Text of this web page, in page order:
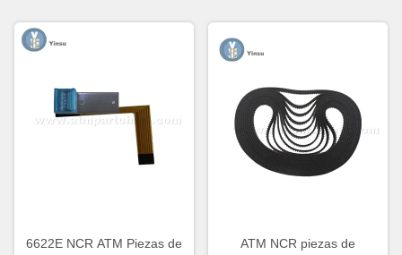
6622E NCR ATM Piezas de
ATM NCR piezas de